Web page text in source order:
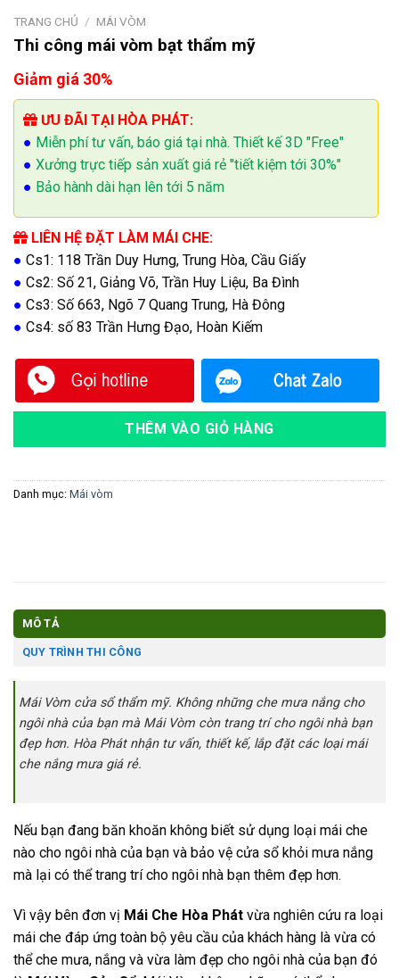
TRANG CHỦ / MÁI VÒM
Thi công mái vòm bạt thẩm mỹ
Giảm giá 30%
ƯU ĐÃI TẠI HÒA PHÁT:
● Miễn phí tư vấn, báo giá tại nhà. Thiết kế 3D "Free"
● Xưởng trực tiếp sản xuất giá rẻ "tiết kiệm tới 30%"
● Bảo hành dài hạn lên tới 5 năm
LIÊN HỆ ĐẶT LÀM MÁI CHE:
● Cs1: 118 Trần Duy Hưng, Trung Hòa, Cầu Giấy
● Cs2: Số 21, Giảng Võ, Trần Huy Liệu, Ba Đình
● Cs3: Số 663, Ngõ 7 Quang Trung, Hà Đông
● Cs4: số 83 Trần Hưng Đạo, Hoàn Kiếm
THÊM VÀO GIỎ HÀNG
Danh mục: Mái vòm
MÔ TẢ
QUY TRÌNH THI CÔNG
Mái Vòm cửa sổ thẩm mỹ. Không những che mưa nắng cho
ngôi nhà của bạn mà Mái Vòm còn trang trí cho ngôi nhà bạn
đẹp hơn. Hòa Phát nhận tư vấn, thiết kế, lắp đặt các loại mái
che nắng mưa giá rẻ.
Nếu bạn đang băn khoăn không biết sử dụng loại mái che
nào cho ngôi nhà của bạn và bảo vệ cửa sổ khỏi mưa nắng
mà lại có thể trang trí cho ngôi nhà bạn thêm đẹp hơn.
Vì vậy bên đơn vị Mái Che Hòa Phát vừa nghiên cứu ra loại
mái che đáp ứng toàn bộ yêu cầu của khách hàng là vừa có
thể che mưa, nắng và vừa làm đẹp cho ngôi nhà của bạn đó